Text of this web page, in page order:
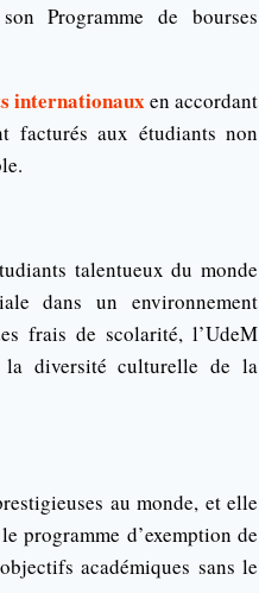
Programme de bourses
internationauxen accordant
facturés aux étudiants non
talentueux du monde
dans un environnement
frais de scolarité, l’UdeM
la diversité culturelle de la
au monde, et elle
programme d’exemption de
académiques sans le